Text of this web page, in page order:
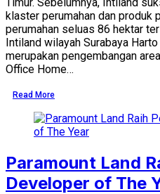
klaster perumahan dan produk
perumahan seluas 86 hektar
Intiland wilayah Surabaya
merupakan pengembangan
Office Home…
Read More
Paramount Land
Developer of The